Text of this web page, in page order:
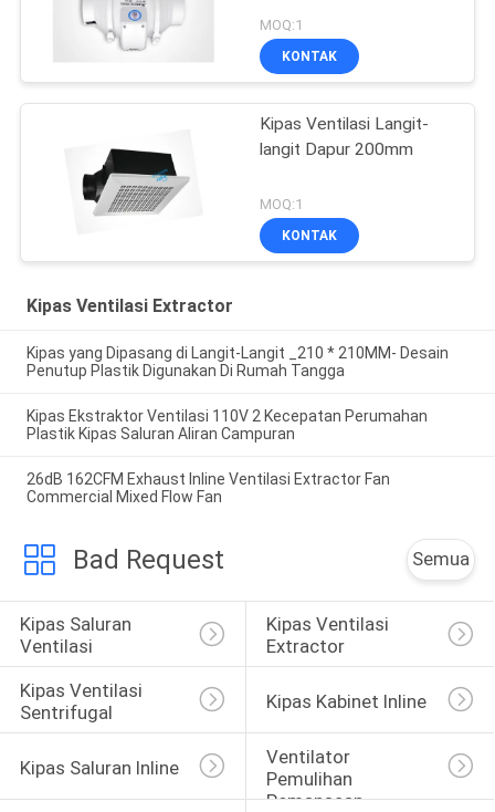
MOQ:1
KONTAK
Kipas Ventilasi Langit-
langit Dapur 200mm
MOQ:1
KONTAK
Kipas Ventilasi Extractor
Kipas yang Dipasang di Langit-Langit _210 * 210MM- Desain
Penutup Plastik Digunakan Di Rumah Tangga
Kipas Ekstraktor Ventilasi 110V 2 Kecepatan Perumahan
Plastik Kipas Saluran Aliran Campuran
26dB 162CFM Exhaust Inline Ventilasi Extractor Fan
Commercial Mixed Flow Fan
Bad Request Semua
Kipas Saluran
Ventilasi
Kipas Ventilasi
Extractor
Kipas Ventilasi
Sentrifugal
Kipas Kabinet Inline
Kipas Saluran Inline
Ventilator
Pemulihan
Pemanasan